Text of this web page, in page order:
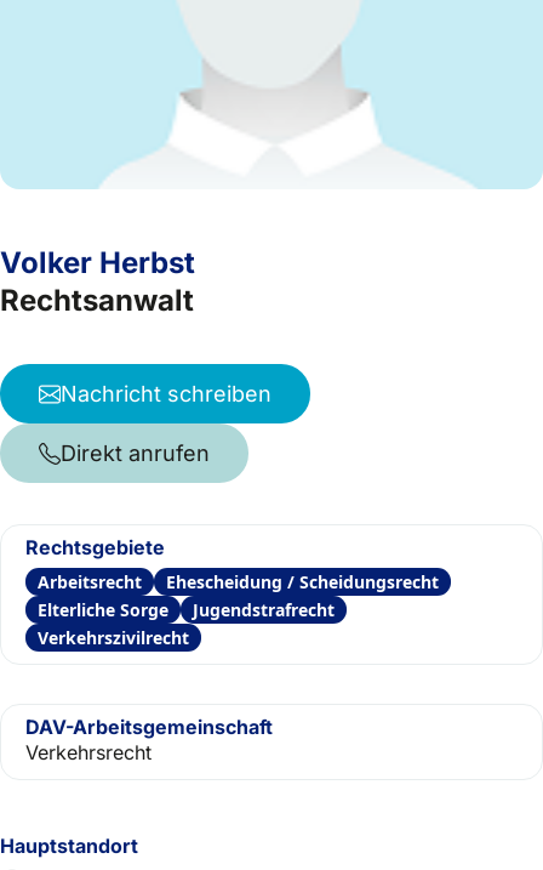
Hauptstandort
Volker Herbst
Rechtsanwalt
Nachricht schreiben
Direkt anrufen
Rechtsgebiete
Arbeitsrecht
Ehescheidung / Scheidungsrecht
Elterliche Sorge
Jugendstrafrecht
Verkehrszivilrecht
DAV-Arbeitsgemeinschaft
Verkehrsrecht